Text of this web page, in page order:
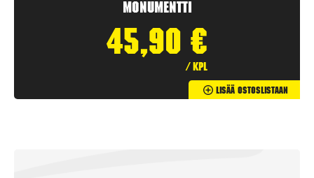
Monumentti
45,90 €
/ kpl
Lisää Ostoslistaan